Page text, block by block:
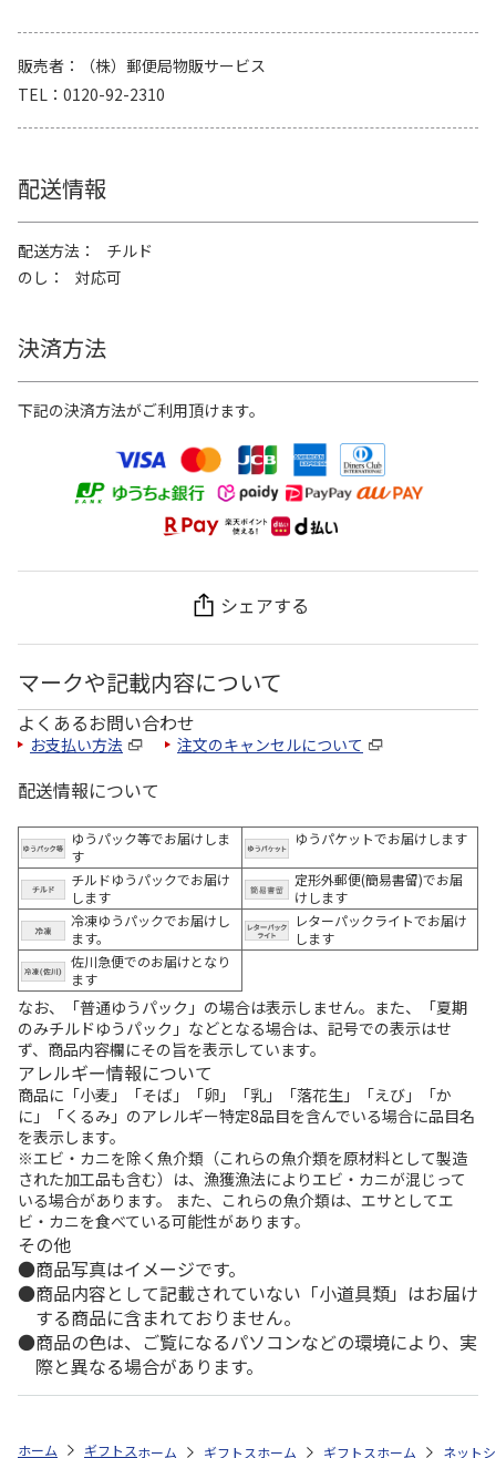
販売者
（株）郵便局物販サービス
TEL
0120-92-2310
配送情報
配送方法
チルド
のし
対応可
決済方法
下記の決済方法がご利用頂けます。
シェアする
マークや記載内容について
よくあるお問い合わせ
お支払い方法 注文のキャンセルについて
配送情報について
ゆうパック等でお届けしま
す
ゆうパケットでお届けします
チルドゆうパックでお届け
します
定形外郵便(簡易書留)でお届
けします
冷凍ゆうパックでお届けし
ます。
レターパックライトでお届け
します
佐川急便でのお届けとなり
ます
なお、「普通ゆうパック」の場合は表示しません。また、「夏期
のみチルドゆうパック」などとなる場合は、記号での表示はせ
ず、商品内容欄にその旨を表示しています。
アレルギー情報について
商品に「小麦」「そば」「卵」「乳」「落花生」「えび」「か
に」「くるみ」のアレルギー特定8品目を含んでいる場合に品目名
を表示します。
※エビ・カニを除く魚介類（これらの魚介類を原材料として製造
された加工品も含む）は、漁獲漁法によりエビ・カニが混じって
いる場合があります。 また、これらの魚介類は、エサとしてエ
ビ・カニを食べている可能性があります。
その他
商品写真はイメージです。
商品内容として記載されていない「小道具類」はお届け
する商品に含まれておりません。
商品の色は、ご覧になるパソコンなどの環境により、実
際と異なる場合があります。
ホーム ギフトストア お中元・夏ギフト特集 2026 おすすめ ご当地
ホーム ギフトストア お中元・夏ギフト特集 2026
ホーム ギフトストア お中元・
ホーム ネット